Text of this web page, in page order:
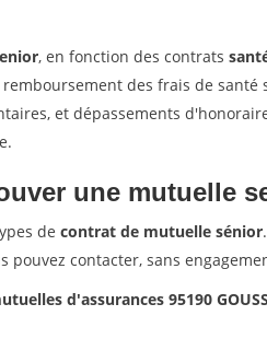
, en fonction des contrats
des frais de
et dépassements
une mutuelle
de contrat de mutuelle sénior
pouvez contacter, sans
d'assurances 95190